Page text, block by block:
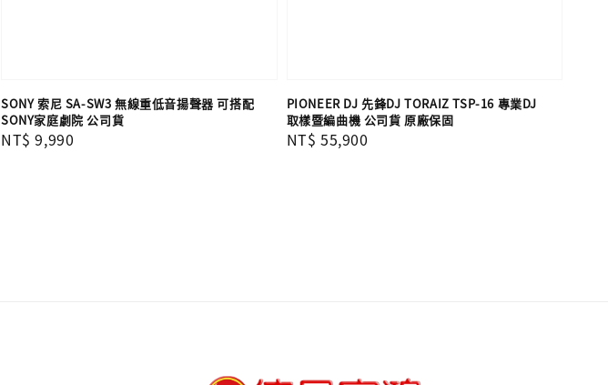
SONY 索尼 SA-SW3 無線重低音揚聲器 可搭配
SONY家庭劇院 公司貨
Regular
NT$ 9,990
PIONEER DJ 先鋒DJ TORAIZ TSP-16 專業DJ
取樣暨編曲機 公司貨 原廠保固
Regular
NT$ 55,900